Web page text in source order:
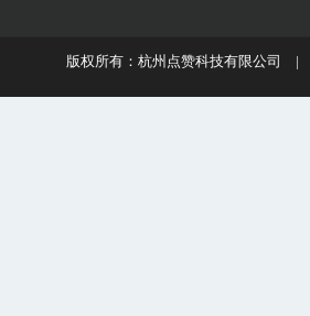
版权所有：杭州点赞科技有限公司